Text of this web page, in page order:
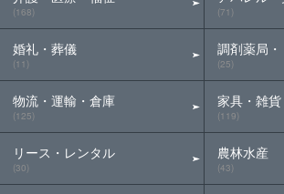
(168)
婚礼・葬儀
(11)
物流・運輸・倉庫
(125)
リース・レンタル
(30)
(71)
調剤薬局
(25)
家具・雑貨
(119)
農林水産
(43)